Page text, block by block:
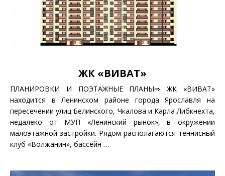
ЖК «ВИВАТ»
ПЛАНИРОВКИ И ПОЭТАЖНЫЕ ПЛАНЫ⇒ ЖК «ВИВАТ»
находится в Ленинском районе города Ярославля на
пересечении улиц Белинского, Чкалова и Карла Либкнехта,
недалеко от МУП «Ленинский рынок», в окружении
малоэтажной застройки. Рядом располагаются теннисный
клуб «Волжанин», бассейн …